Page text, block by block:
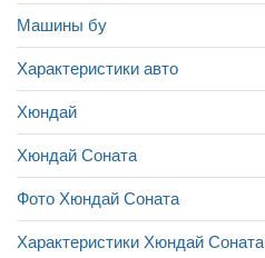
Машины бу
Характеристики авто
Хюндай
Хюндай Соната
Фото Хюндай Соната
Характеристики Хюндай Соната